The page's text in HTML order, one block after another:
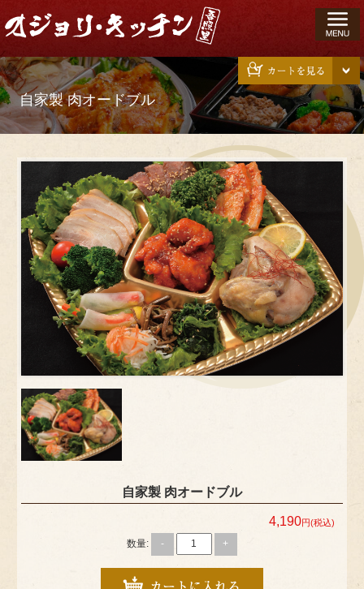
ン
テ
ン
ツ
へ
ス
自家製 肉オードブル
自家製 肉オードブル
4,190円(税込)
数量: - +